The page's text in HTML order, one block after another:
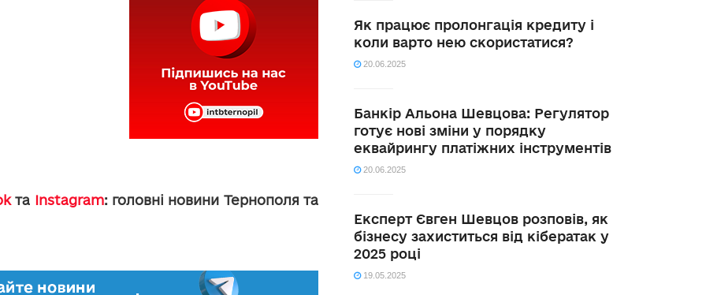
та Instagram: головні новини Тернополя та
Як працює пролонгація кредиту і
коли варто нею скористатися?
20.06.2025
Банкір Альона Шевцова: Регулятор
готує нові зміни у порядку
еквайрингу платіжних інструментів
20.06.2025
Експерт Євген Шевцов розповів, як
бізнесу захиститься від кібератак у
2025 році
19.05.2025